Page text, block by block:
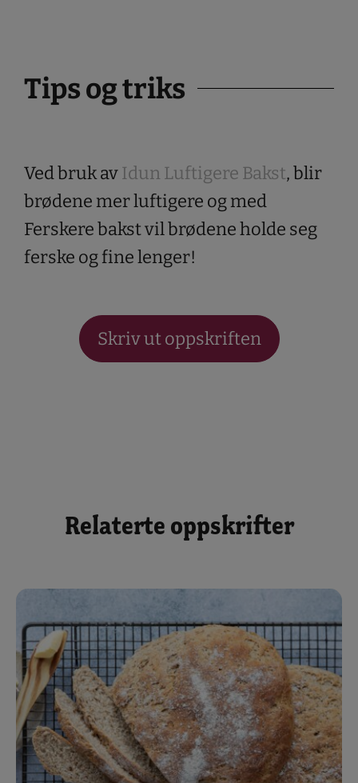
Tips og triks
Ved bruk avIdun Luftigere Bakst, blir
brødene mer luftigere og med
Ferskere bakst vil brødene holde seg
ferske og fine lenger!
Skriv ut oppskriften
Relaterte oppskrifter